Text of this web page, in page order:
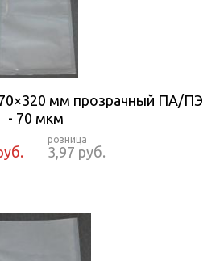
мм прозрачный ПА/ПЭ
- 70 мкм
3,97 руб.